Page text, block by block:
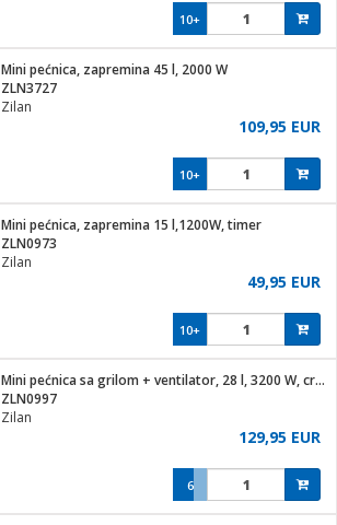
10+
Mini pećnica, zapremina 45 l, 2000 W
ZLN3727
Zilan
109,95 EUR
10+
Mini pećnica, zapremina 15 l,1200W, timer
ZLN0973
Zilan
49,95 EUR
10+
Mini pećnica sa grilom + ventilator, 28 l, 3200 W, crna
ZLN0997
Zilan
129,95 EUR
6